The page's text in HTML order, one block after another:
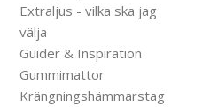
Extraljus - vilka ska jag
välja
Guider & Inspiration
Gummimattor
Krängningshämmarstag